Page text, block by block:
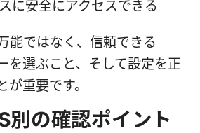
に安全にアクセスできる
能ではなく、信頼できる
を選ぶこと、そして設定を正
が重要です。
別の確認ポイント